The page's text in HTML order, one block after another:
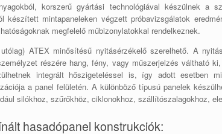
korszerű gyártási technológiával készülnek a
készített mintapaneleken végzett próbavizsgálatok
megfelelő műbizonylatokkal rendelkeznek.
ATEX minősítésű nyitásérzékelő szerelhető. A
részére hang, fény, vagy műszerjelzés váltható
integrált hőszigeteléssel is, így adott esetben
a panel felületén. A különböző típusú panelek
silókhoz, szűrőkhöz, ciklonokhoz, szállítószalagokhoz,
hasadópanel konstrukciók: